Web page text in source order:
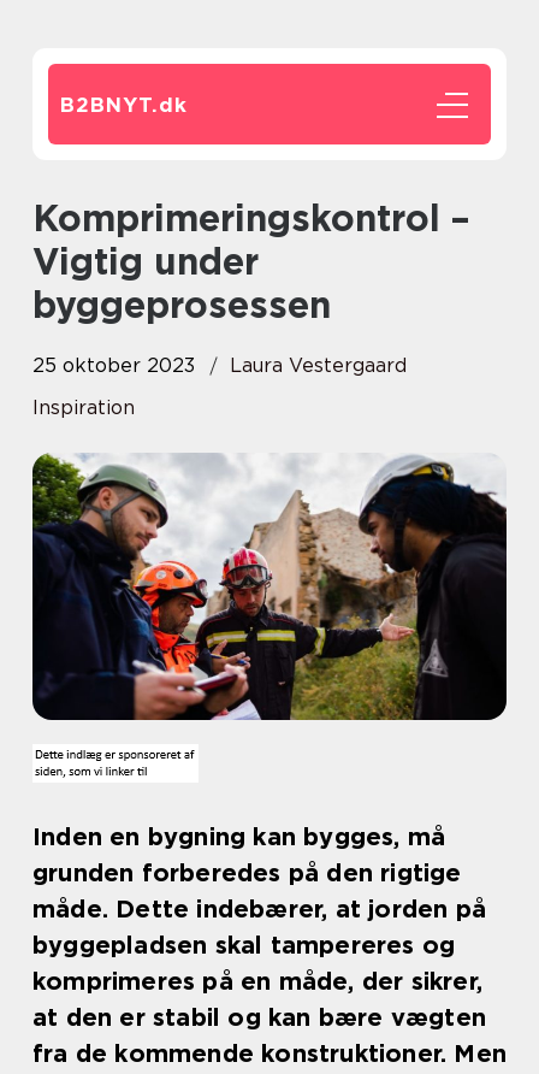
B2BNYT.dk
Komprimeringskontrol –
Vigtig under
byggeprosessen
25 oktober 2023
Laura Vestergaard
Inspiration
Inden en bygning kan bygges, må
grunden forberedes på den rigtige
måde. Dette indebærer, at jorden på
byggepladsen skal tampereres og
komprimeres på en måde, der sikrer,
at den er stabil og kan bære vægten
fra de kommende konstruktioner. Men